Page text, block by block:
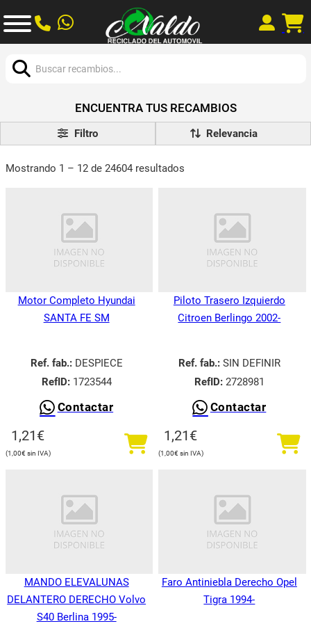
ENCUENTRA TUS RECAMBIOS
Filtro
Mostrando 1 – 12 de 24604 resultados
Motor Completo Hyundai
SANTA FE SM
Ref. fab.:DESPIECE
RefID:1723544
Contactar
1,21€
1,00€
Piloto Trasero Izquierdo
Citroen Berlingo 2002-
Ref. fab.:SIN DEFINIR
RefID:2728981
Contactar
1,21€
1,00€
MANDO ELEVALUNAS
DELANTERO DERECHO Volvo
S40 Berlina 1995-
Faro Antiniebla Derecho Opel
Tigra 1994-